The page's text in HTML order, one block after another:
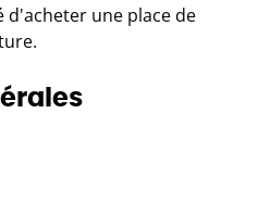
d'acheter une place de